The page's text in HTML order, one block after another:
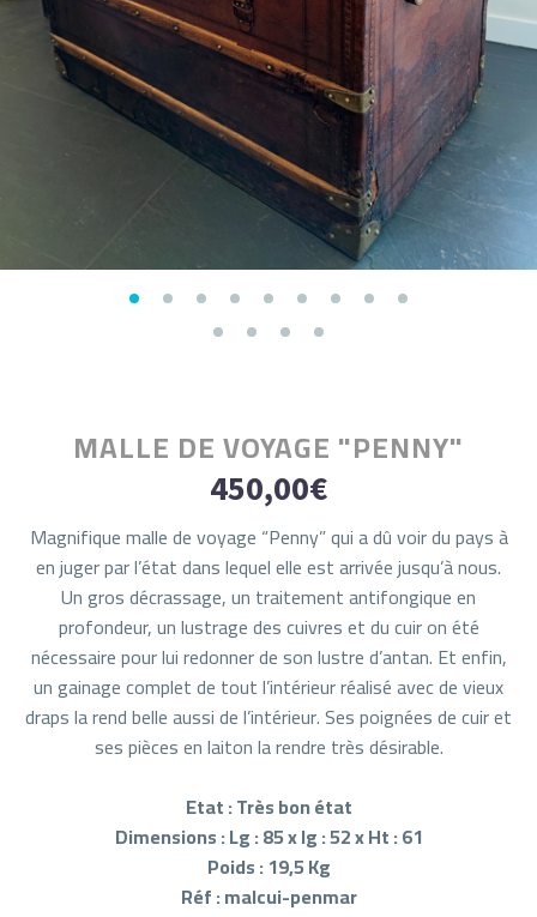
MALLE DE VOYAGE "PENNY"
450,00€
Magnifique malle de voyage “Penny” qui a dû voir du pays à
en juger par l’état dans lequel elle est arrivée jusqu’à nous.
Un gros décrassage, un traitement antifongique en
profondeur, un lustrage des cuivres et du cuir on été
nécessaire pour lui redonner de son lustre d’antan. Et enfin,
un gainage complet de tout l’intérieur réalisé avec de vieux
draps la rend belle aussi de l’intérieur. Ses poignées de cuir et
ses pièces en laiton la rendre très désirable.
Etat : Très bon état
Dimensions : Lg : 85 x lg : 52 x Ht : 61
Poids : 19,5 Kg
Réf : malcui-penmar